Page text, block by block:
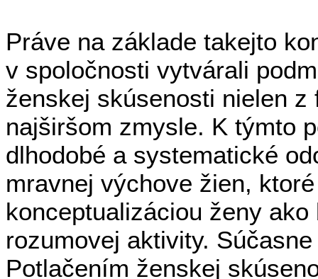
Práve na základe takejto
v spoločnosti vytvárali
ženskej skúsenosti nielen
najširšom zmysle. K týmto
dlhodobé a systematické
mravnej výchove žien,
konceptualizáciou ženy
rozumovej aktivity.
Potlačením ženskej